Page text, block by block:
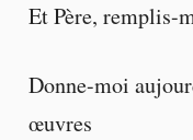
Et Père, remplis-
Donne-moi
œuvres